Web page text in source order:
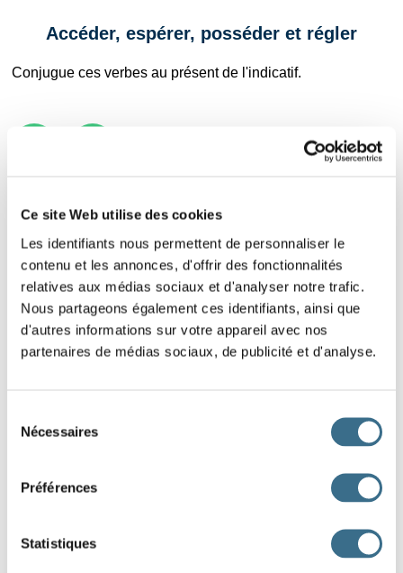
Ce site Web utilise des cookies
Les identifiants nous permettent de personnaliser le
contenu et les annonces, d'offrir des fonctionnalités
relatives aux médias sociaux et d'analyser notre trafic.
Nous partageons également ces identifiants, ainsi que
d'autres informations sur votre appareil avec nos
partenaires de médias sociaux, de publicité et d'analyse.
Nécessaires
Préférences
Statistiques
Accéder, espérer, posséder et régler
Conjugue ces verbes au présent de l'indicatif.